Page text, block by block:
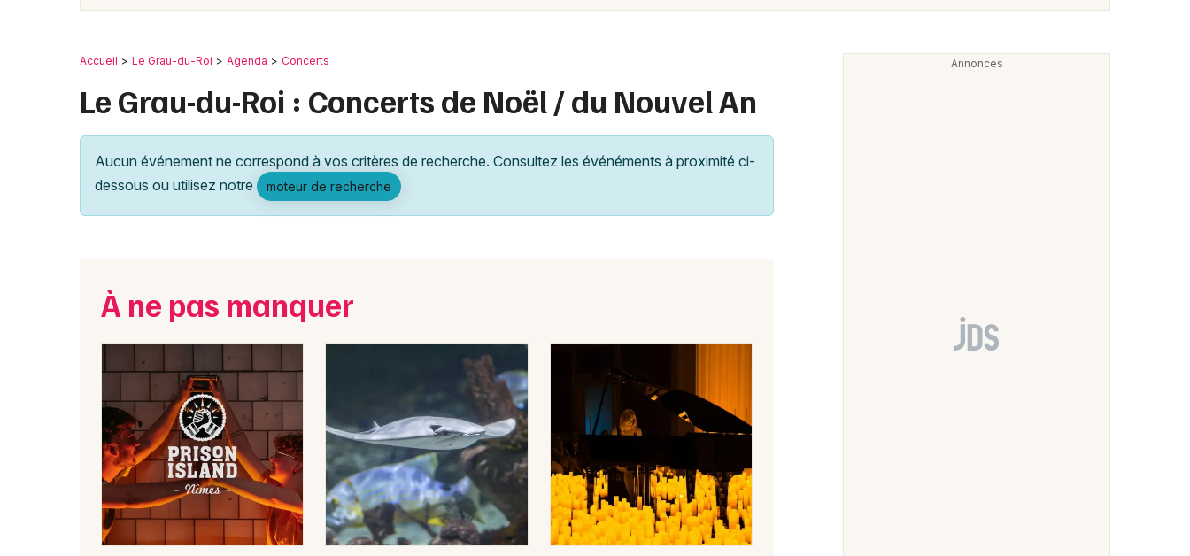
Sports
Sorties famille
Expos
Concerts de Noël en Languedoc-
Roussillon
Concerts de Noël en Occitanie
Newsletter des sorties
Mulhouse
Nice
Paris
Accueil Le Grau-du-Roi Agenda Concerts
Le Grau-du-Roi : Concerts de Noël / du Nouvel An
Aucun événement ne correspond à vos critères de recherche. Consultez les événéments à proximité ci-
dessous ou utilisez notre
moteur de recherche
À ne pas manquer